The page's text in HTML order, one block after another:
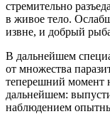
стремительно
в живое тело.
извне, и добрый
В дальнейшем
от множества
теперешний момент
дальнейшем:
наблюдением